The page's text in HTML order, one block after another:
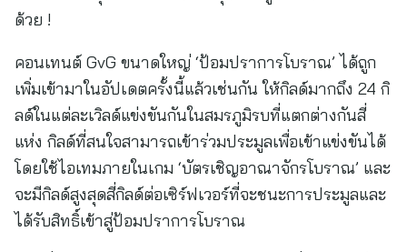
ด้วย !
คอนเทนต์ GvG ขนาดใหญ่ ‘ป้อมปราการโบราณ’ ได้ถูก
เพิ่มเข้ามาในอัปเดตครั้งนี้แล้วเช่นกัน ให้กิลด์มากถึง 24 กิ
ลด์ในแต่ละเวิลด์แข่งขันกันในสมรภูมิรบที่แตกต่างกันสี่
แห่ง กิลด์ที่สนใจสามารถเข้าร่วมประมูลเพื่อเข้าแข่งขันได้
โดยใช้ไอเทมภายในเกม ‘บัตรเชิญอาณาจักรโบราณ’ และ
จะมีกิลด์สูงสุดสี่กิลด์ต่อเซิร์ฟเวอร์ที่จะชนะการประมูลและ
ได้รับสิทธิ์เข้าสู่ป้อมปราการโบราณ